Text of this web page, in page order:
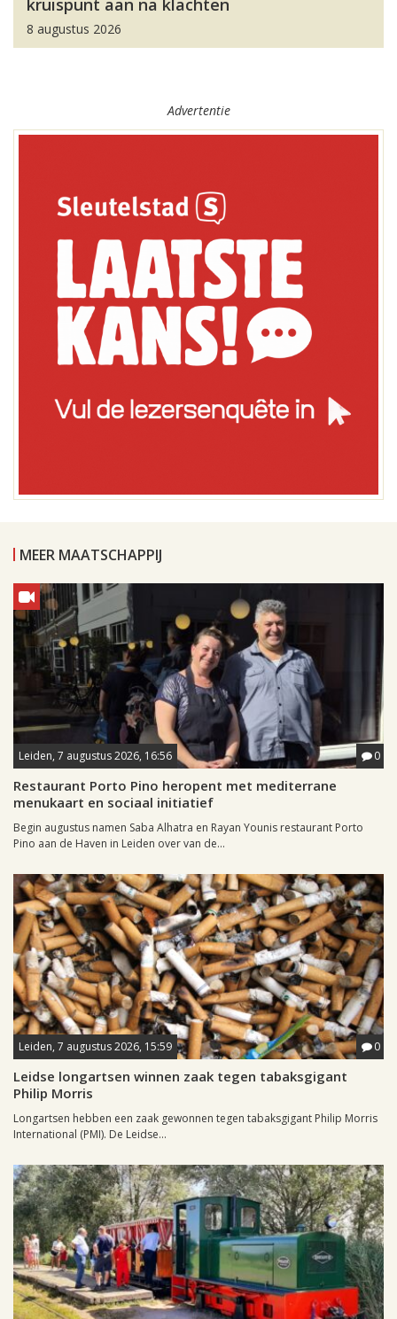
kruispunt aan na klachten
8 augustus 2026
Advertentie
MEER MAATSCHAPPIJ
Leiden, 7 augustus 2026, 16:56 0
Restaurant Porto Pino heropent met mediterrane
menukaart en sociaal initiatief
Begin augustus namen Saba Alhatra en Rayan Younis restaurant Porto
Pino aan de Haven in Leiden over van de...
Leiden, 7 augustus 2026, 15:59 0
Leidse longartsen winnen zaak tegen tabaksgigant
Philip Morris
Longartsen hebben een zaak gewonnen tegen tabaksgigant Philip Morris
International (PMI). De Leidse...